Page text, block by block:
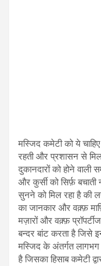
मस्जिद कमेटी को ये
रहती और प्रशासन से
दुकानदारों को होने
और कुर्सी को सिर्फ़
सुनने को मिल रहा है
का जानकार और वक़्फ़
मज़ारों और वक़्फ़
बन्दर बांट करता है जिसे
मस्जिद के अंतर्गत लागभग
है जिसका हिसाब कमेटी